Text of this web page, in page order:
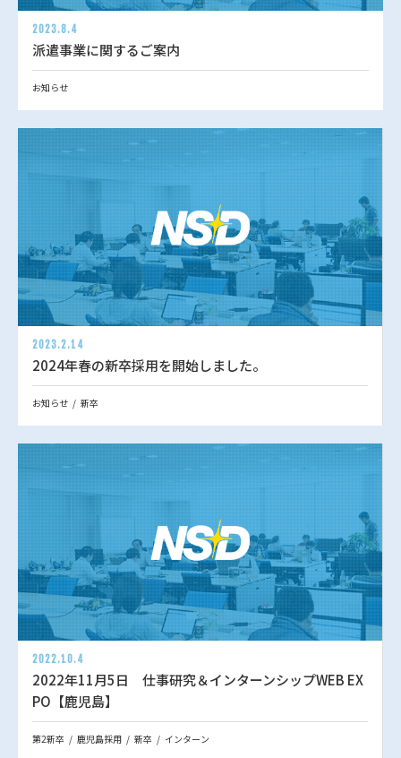
2023.8.4
派遣事業に関するご案内
お知らせ
2023.2.14
2024年春の新卒採用を開始しました。
お知らせ 新卒
2022.10.4
2022年11月5日 仕事研究＆インターンシップWEB EX
PO【鹿児島】
第2新卒 鹿児島採用 新卒 インターン